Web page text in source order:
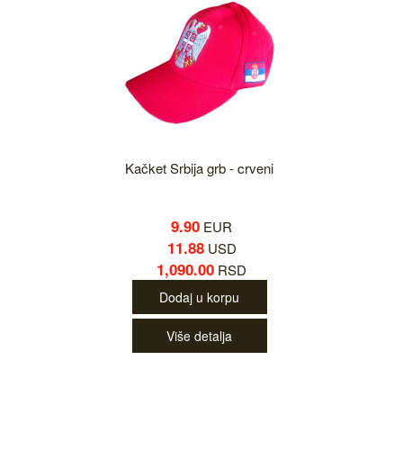
Kačket Srbija grb - crveni
9.90 EUR
11.88USD
1,090.00 RSD
Dodaj u korpu
Više detalja